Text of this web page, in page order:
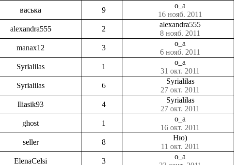
васька 9
o_a
16 нояб. 2011
alexandra555 2
alexandra555
8 нояб. 2011
manax12 3
o_a
6 нояб. 2011
Syrialilas 1
o_a
31 окт. 2011
Syrialilas 6
Syrialilas
27 окт. 2011
Iliasik93 4
Syrialilas
27 окт. 2011
ghost 1
o_a
16 окт. 2011
seller 8
Ню)
11 окт. 2011
ElenaCelsi 3
o_a